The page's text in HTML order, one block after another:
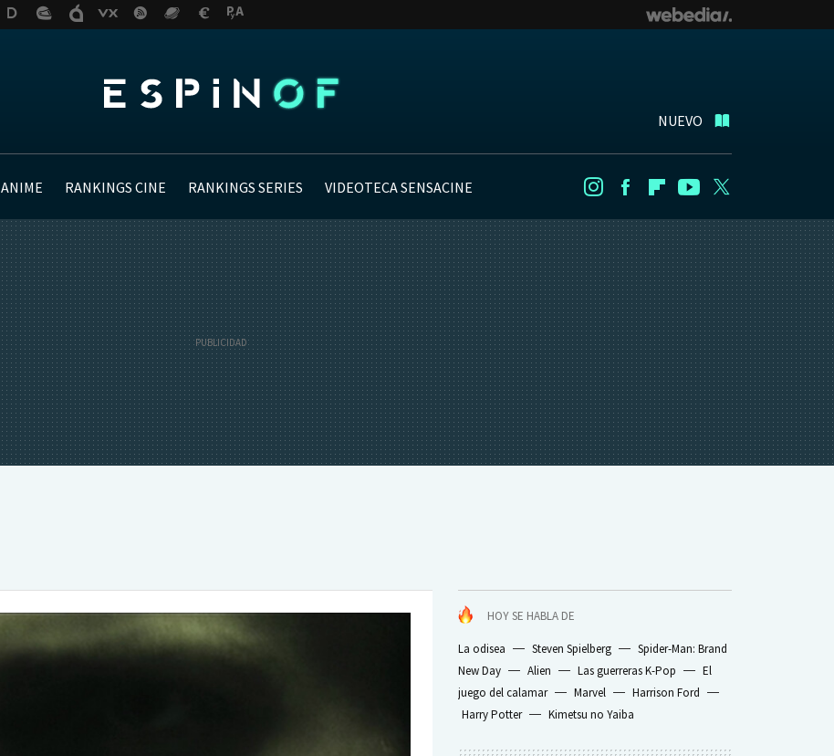
NUEVO
ANIME RANKINGS CINE RANKINGS SERIES VIDEOTECA SENSACINE InstagramFacebookFlipboard
Youtube
HOY SE HABLA DE
La odisea Steven Spielberg
Spider-Man: Brand
New Day
Alien Las guerreras K-Pop
El
juego del calamar
Marvel
Harrison Ford
Harry Potter
Kimetsu no Yaiba